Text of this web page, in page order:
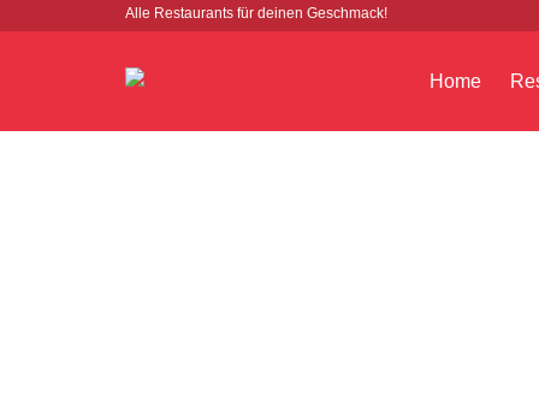
Alle Restaurants für deinen Geschmack!
Home